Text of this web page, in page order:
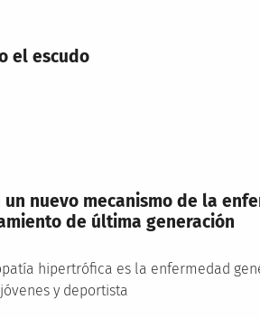
el escudo
un nuevo mecanismo de la
de última generación
hipertrófica es la enfermedad
y deportista